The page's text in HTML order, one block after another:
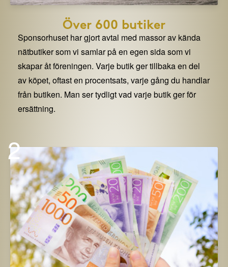
Över 600 butiker
Sponsorhuset har gjort avtal med massor av kända
nätbutiker som vi samlar på en egen sida som vi
skapar åt föreningen. Varje butik ger tillbaka en del
av köpet, oftast en procentsats, varje gång du handlar
från butiken. Man ser tydligt vad varje butik ger för
ersättning.
2